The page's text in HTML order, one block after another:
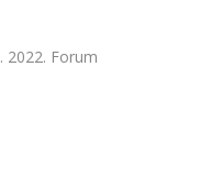
2022. Forum